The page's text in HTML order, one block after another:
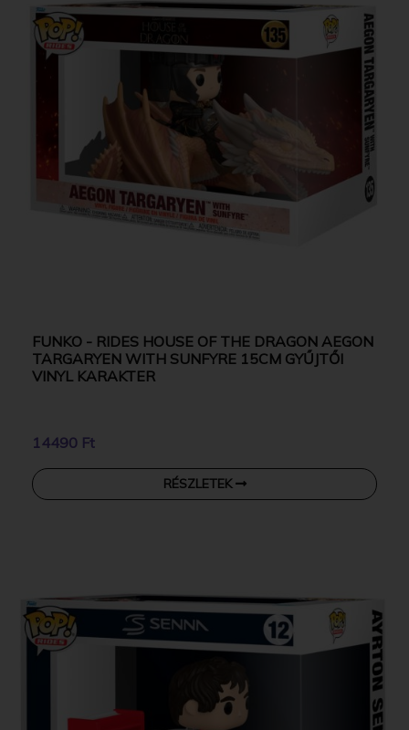
FUNKO - RIDES HOUSE OF THE DRAGON AEGON
TARGARYEN WITH SUNFYRE 15CM GYŰJTŐI
VINYL KARAKTER
14490 Ft
RÉSZLETEK